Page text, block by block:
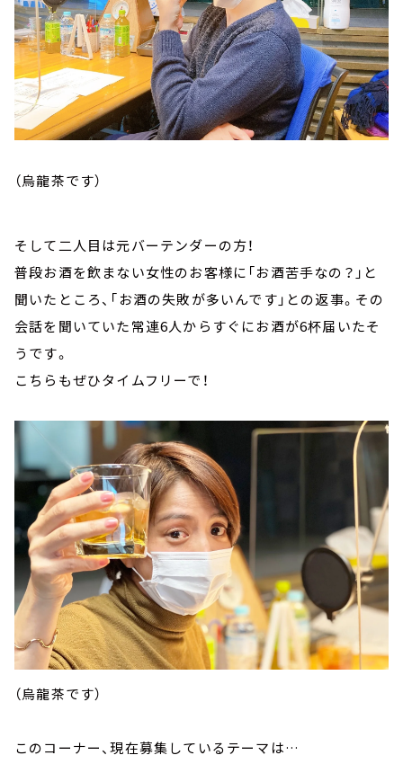
（烏龍茶です）
そして二人目は元バーテンダーの方！
普段お酒を飲まない女性のお客様に「お酒苦手なの？」と
聞いたところ、「お酒の失敗が多いんです」との返事。その
会話を聞いていた常連6人からすぐにお酒が6杯届いたそ
うです。
こちらもぜひタイムフリーで！
（烏龍茶です）
このコーナー、現在募集しているテーマは…